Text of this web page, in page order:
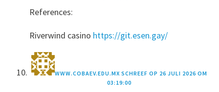
References:
Riverwind casino https://git.esen.gay/
WWW.COBAEV.EDU.MX SCHREEF OP 26 JULI 2026 OM
03:19:00